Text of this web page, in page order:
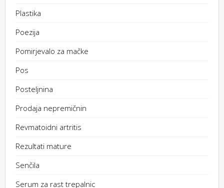
Plastika
Poezija
Pomirjevalo za mačke
Pos
Posteljnina
Prodaja nepremičnin
Revmatoidni artritis
Rezultati mature
Senčila
Serum za rast trepalnic